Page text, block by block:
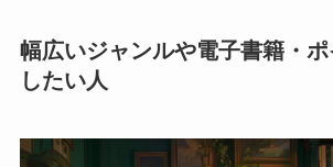
幅広いジャンルや電子書籍・
したい人